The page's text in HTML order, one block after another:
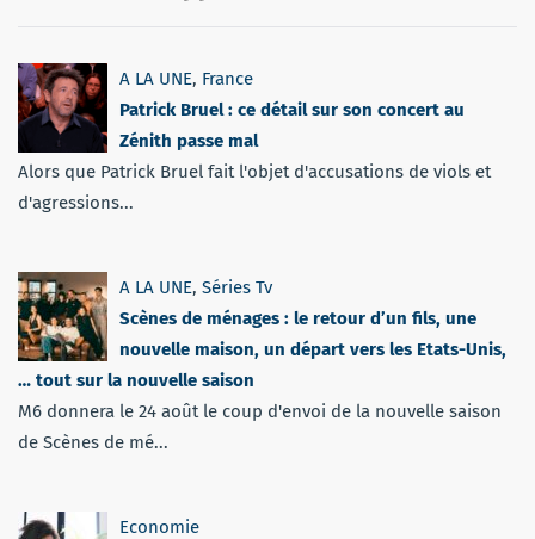
A LA UNE, France
Patrick Bruel : ce détail sur son concert au
Zénith passe mal
Alors que Patrick Bruel fait l'objet d'accusations de viols et
d'agressions...
A LA UNE, Séries Tv
Scènes de ménages : le retour d’un fils, une
nouvelle maison, un départ vers les Etats-Unis,
… tout sur la nouvelle saison
M6 donnera le 24 août le coup d'envoi de la nouvelle saison
de Scènes de mé...
Economie